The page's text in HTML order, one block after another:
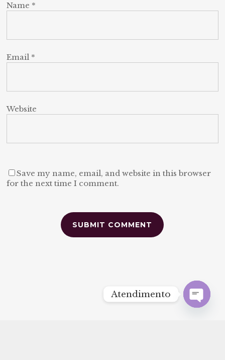
Name *
Email *
Website
Save my name, email, and website in this browser
for the next time I comment.
Atendimento